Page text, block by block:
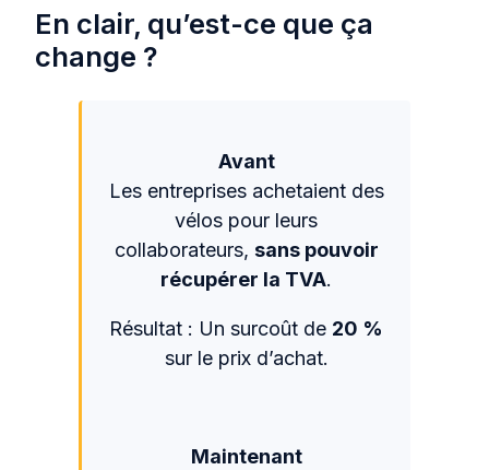
En clair, qu’est-ce que ça
change ?
Avant
Les entreprises achetaient des
vélos pour leurs
collaborateurs, sans pouvoir
récupérer la TVA.
Résultat : Un surcoût de 20 %
sur le prix d’achat.
Maintenant